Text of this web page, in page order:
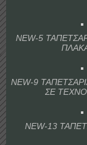
NEW-5
NEW-9
ΣΕ
NEW-13